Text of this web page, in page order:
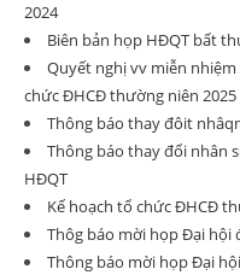
2024
Biên bản họp HĐQT bất
Quyết nghị vv miễn
chức ĐHCĐ thường niên 2025
Thông báo thay đôit
Thông báo thay đổi nhân
HĐQT
Kế hoạch tổ chức ĐHCĐ
Thôg báo mời họp Đại hội
Thông báo mời họp Đại